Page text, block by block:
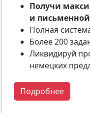
Получи
и письменной
Полная
Более 200
Ликвидируй
немецких
Подробнее